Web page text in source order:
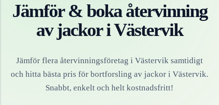
Jämför & boka återvinning
avjackoriVästervik
Jämför flera återvinningsföretag i Västervik samtidigt
och hitta bästa pris för bortforsling av jackor i Västervik.
Snabbt, enkelt och helt kostnadsfritt!